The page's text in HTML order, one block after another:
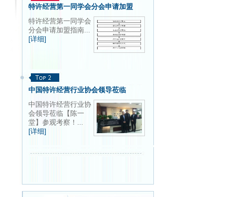
特许经营第一同学会分会申请加盟
特许经营第一同学会
分会申请加盟指南...
[详细]
中国特许经营行业协会领导莅临
中国特许经营行业协
会领导莅临【陈一
堂】参观考察！...
[详细]